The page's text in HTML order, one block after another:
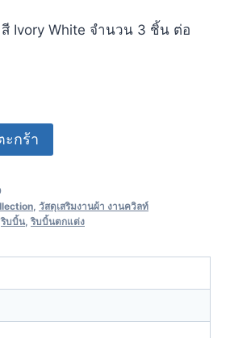
Ivory White จำนวน 3 ชิ้น ต่อ
ะกร้า
วัสดุเสริมงานผ้า งานควิลท์
,ริบบิ้น,ริบบิ้นตกแต่ง